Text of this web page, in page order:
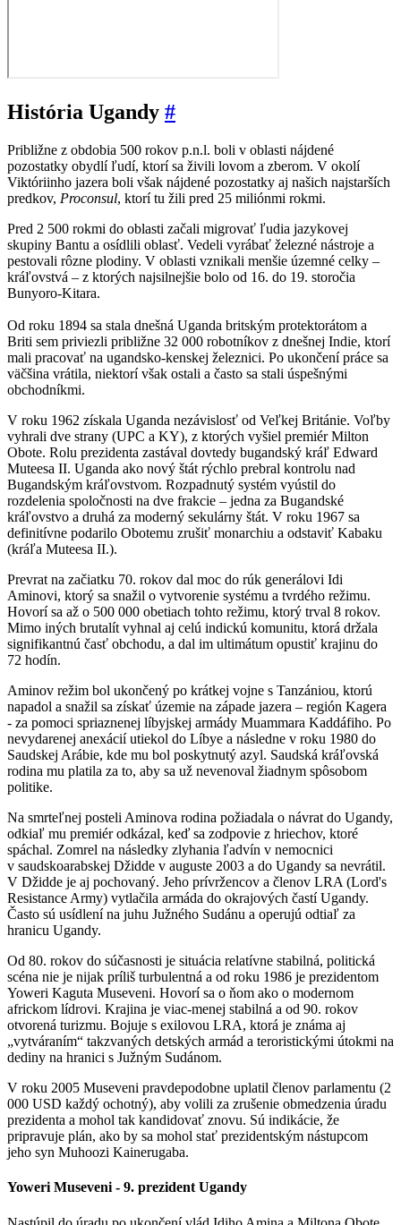
História Ugandy #
Približne z obdobia 500 rokov p.n.l. boli v oblasti nájdené
pozostatky obydlí ľudí, ktorí sa živili lovom a zberom. V okolí
Viktóriinho jazera boli však nájdené pozostatky aj našich najstarších
predkov, Proconsul, ktorí tu žili pred 25 miliónmi rokmi.
Pred 2 500 rokmi do oblasti začali migrovať ľudia jazykovej
skupiny Bantu a osídlili oblasť. Vedeli vyrábať železné nástroje a
pestovali rôzne plodiny. V oblasti vznikali menšie územné celky –
kráľovstvá – z ktorých najsilnejšie bolo od 16. do 19. storočia
Bunyoro-Kitara.
Od roku 1894 sa stala dnešná Uganda britským protektorátom a
Briti sem priviezli približne 32 000 robotníkov z dnešnej Indie, ktorí
mali pracovať na ugandsko-kenskej železnici. Po ukončení práce sa
väčšina vrátila, niektorí však ostali a často sa stali úspešnými
obchodníkmi.
V roku 1962 získala Uganda nezávislosť od Veľkej Británie. Voľby
vyhrali dve strany (UPC a KY), z ktorých vyšiel premiér Milton
Obote. Rolu prezidenta zastával dovtedy bugandský kráľ Edward
Muteesa II. Uganda ako nový štát rýchlo prebral kontrolu nad
Bugandským kráľovstvom. Rozpadnutý systém vyústil do
rozdelenia spoločnosti na dve frakcie – jedna za Bugandské
kráľovstvo a druhá za moderný sekulárny štát. V roku 1967 sa
definitívne podarilo Obotemu zrušiť monarchiu a odstaviť Kabaku
(kráľa Muteesa II.).
Prevrat na začiatku 70. rokov dal moc do rúk generálovi Idi
Aminovi, ktorý sa snažil o vytvorenie systému a tvrdého režimu.
Hovorí sa až o 500 000 obetiach tohto režimu, ktorý trval 8 rokov.
Mimo iných brutalít vyhnal aj celú indickú komunitu, ktorá držala
signifikantnú časť obchodu, a dal im ultimátum opustiť krajinu do
72 hodín.
Aminov režim bol ukončený po krátkej vojne s Tanzániou, ktorú
napadol a snažil sa získať územie na západe jazera – región Kagera
- za pomoci spriaznenej líbyjskej armády Muammara Kaddáfiho. Po
nevydarenej anexácií utiekol do Líbye a následne v roku 1980 do
Saudskej Arábie, kde mu bol poskytnutý azyl. Saudská kráľovská
rodina mu platila za to, aby sa už nevenoval žiadnym spôsobom
politike.
Na smrteľnej posteli Aminova rodina požiadala o návrat do Ugandy,
odkiaľ mu premiér odkázal, keď sa zodpovie z hriechov, ktoré
spáchal. Zomrel na následky zlyhania ľadvín v nemocnici
v saudskoarabskej Džidde v auguste 2003 a do Ugandy sa nevrátil.
V Džidde je aj pochovaný. Jeho prívržencov a členov LRA (Lord's
Resistance Army) vytlačila armáda do okrajových častí Ugandy.
Často sú usídlení na juhu Južného Sudánu a operujú odtiaľ za
hranicu Ugandy.
Od 80. rokov do súčasnosti je situácia relatívne stabilná, politická
scéna nie je nijak príliš turbulentná a od roku 1986 je prezidentom
Yoweri Kaguta Museveni. Hovorí sa o ňom ako o modernom
africkom lídrovi. Krajina je viac-menej stabilná a od 90. rokov
otvorená turizmu. Bojuje s exilovou LRA, ktorá je známa aj
„vytváraním“ takzvaných detských armád a teroristickými útokmi na
dediny na hranici s Južným Sudánom.
V roku 2005 Museveni pravdepodobne uplatil členov parlamentu (2
000 USD každý ochotný), aby volili za zrušenie obmedzenia úradu
prezidenta a mohol tak kandidovať znovu. Sú indikácie, že
pripravuje plán, ako by sa mohol stať prezidentským nástupcom
jeho syn Muhoozi Kainerugaba.
Yoweri Museveni - 9. prezident Ugandy